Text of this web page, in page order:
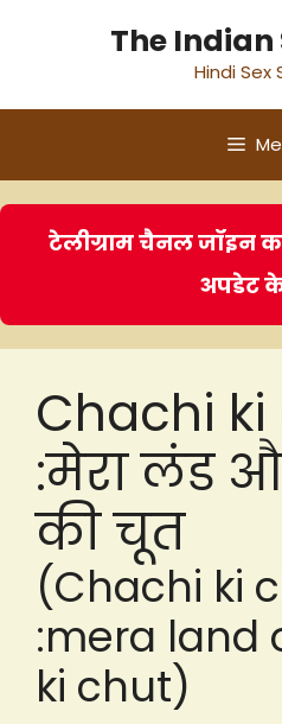
The Indian
Hindi Sex
टेलीग्राम चैनल जॉइन
अपडेट
Chachi
:मेरा लंड
की चूत
(Chachi ki
:mera land
ki chut)